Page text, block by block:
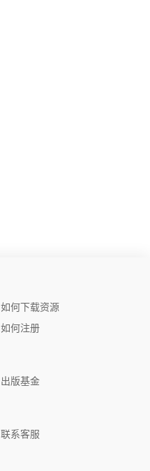
如何下载资源
如何注册
出版基金
联系客服